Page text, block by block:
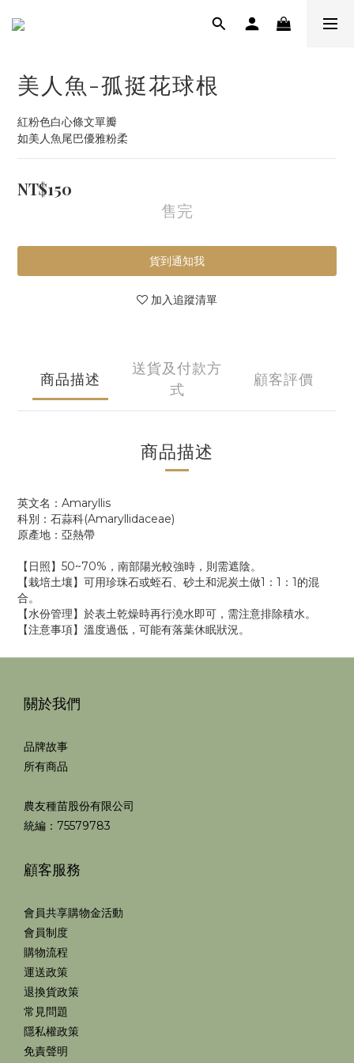
美人魚-孤挺花球根
紅粉色白心條文單瓣
如美人魚尾巴優雅粉柔
NT$150
售完
貨到通知我
加入追蹤清單
商品描述
送貨及付款方
式
顧客評價
商品描述
英文名：Amaryllis
科別：石蒜科(Amaryllidaceae)
原產地：亞熱帶
【日照】50~70%，南部陽光較強時，則需遮陰。
【栽培土壤】可用珍珠石或蛭石、砂土和泥炭土做1：1：1的混
合。
【水份管理】於表土乾燥時再行澆水即可，需注意排除積水。
【注意事項】溫度過低，可能有落葉休眠狀況。
關於我們
品牌故事
所有商品
農友種苗股份有限公司
統編：75579783
顧客服務
會員共享購物金活動
會員制度
購物流程
運送政策
退換貨政策
常見問題
隱私權政策
免責聲明